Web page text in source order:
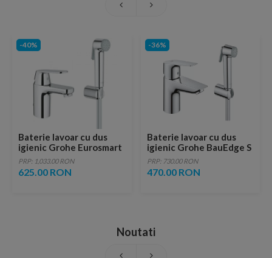
-40%
Baterie lavoar cu dus
igienic Grohe Eurosmart
Cosmopolitan
PRP: 1,033.00 RON
625.00 RON
-36%
Baterie lavoar cu dus
igienic Grohe BauEdge S
crom lucios
PRP: 730.00 RON
470.00 RON
Noutati